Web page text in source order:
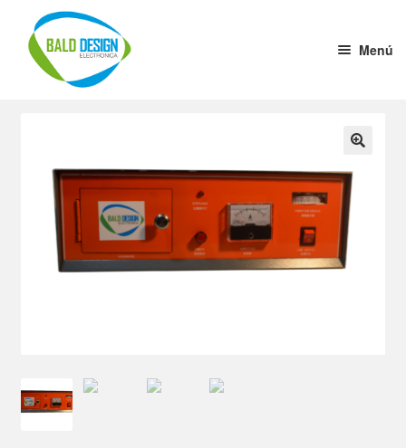
Menú
Estabilizadores de Tensión
Crisol de Soldado
Ultrasonido